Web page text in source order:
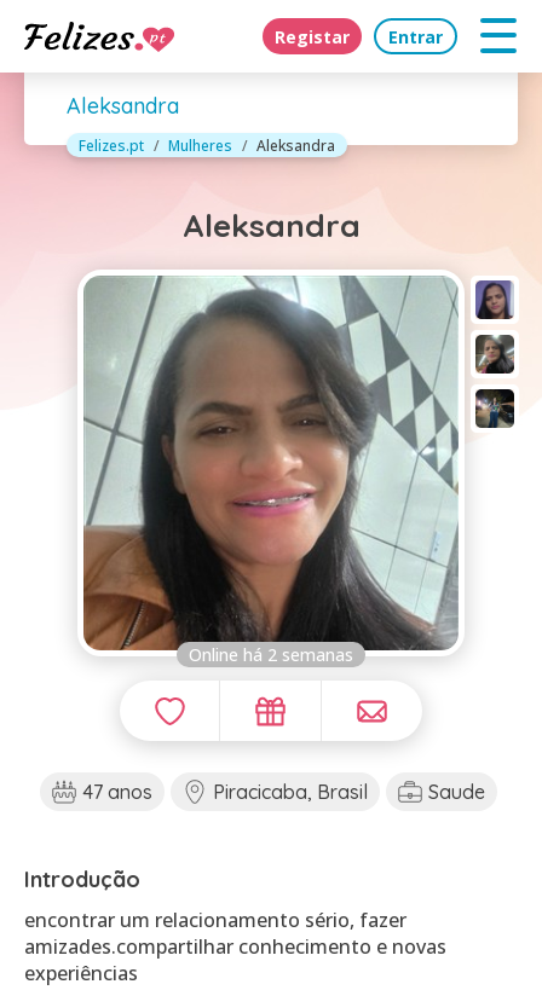
Registar Entrar
Aleksandra
Felizes.pt Mulheres Aleksandra
Aleksandra
Online há 2 semanas
47 anos Piracicaba, Brasil Saude
Introdução
encontrar um relacionamento sério, fazer
amizades.compartilhar conhecimento e novas
experiências